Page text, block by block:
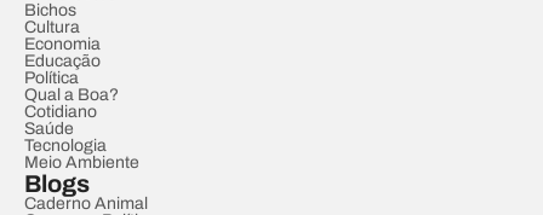
Bichos
Cultura
Economia
Educação
Política
Qual a Boa?
Cotidiano
Saúde
Tecnologia
Meio Ambiente
Blogs
Caderno Animal